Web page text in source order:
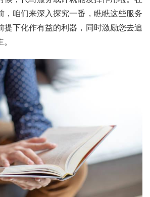
，咱们来深入探究一番，瞧瞧这些服务
提下化作有益的利器，同时激励您去追